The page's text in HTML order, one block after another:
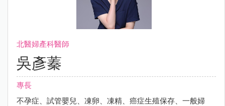
北醫婦產科醫師
吳彥蓁
專長
不孕症、試管嬰兒、凍卵、凍精、癌症生殖保存、一般婦